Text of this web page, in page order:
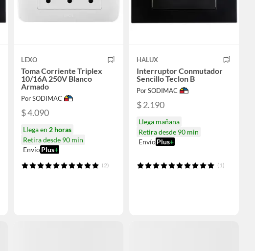
LEXO
Toma Corriente Triplex
10/16A 250V Blanco
Armado
Por SODIMAC
$ 4.090
Llega en 2 horas
Retira desde 90 min
EnvíoPlus+
(2)
HALUX
Interruptor Conmutador
Sencillo Teclon B
Por SODIMAC
$ 2.190
Llega mañana
Retira desde 90 min
EnvíoPlus+
(1)